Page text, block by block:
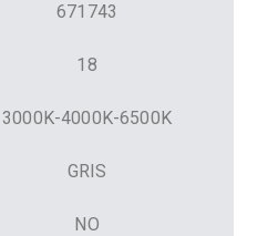
671743
18
3000K-4000K-6500K
GRIS
NO